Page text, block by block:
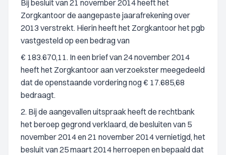
Bij besluit van 21 november 2014 heeft het
Zorgkantoor de aangepaste jaarafrekening over
2013 verstrekt. Hierin heeft het Zorgkantoor het pgb
vastgesteld op een bedrag van
€ 183.670,11. In een brief van 24 november 2014
heeft het Zorgkantoor aan verzoekster meegedeeld
dat de openstaande vordering nog € 17.685,68
bedraagt.
2. Bij de aangevallen uitspraak heeft de rechtbank
het beroep gegrond verklaard, de besluiten van 5
november 2014 en 21 november 2014 vernietigd, het
besluit van 25 maart 2014 herroepen en bepaald dat